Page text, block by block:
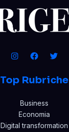
Top Rubriche
Business
Economia
Digital transformation